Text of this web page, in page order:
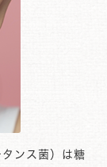
ンス菌）は糖